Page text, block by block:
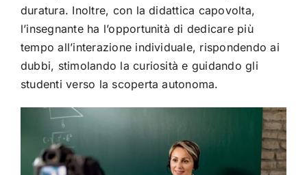
duratura. Inoltre, con la didattica capovolta,
l’insegnante ha l’opportunità di dedicare più
tempo all’interazione individuale, rispondendo ai
dubbi, stimolando la curiosità e guidando gli
studenti verso la scoperta autonoma.